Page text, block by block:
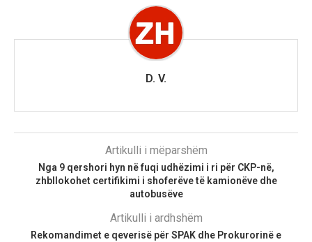
D. V.
Artikulli i mëparshëm
Nga 9 qershori hyn në fuqi udhëzimi i ri për CKP-në,
zhbllokohet certifikimi i shoferëve të kamionëve dhe
autobusëve
Artikulli i ardhshëm
Rekomandimet e qeverisë për SPAK dhe Prokurorinë e